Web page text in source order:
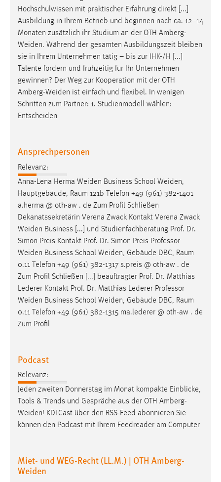
Hochschulwissen mit praktischer Erfahrung direkt [...]
Ausbildung in Ihrem Betrieb und beginnen nach ca. 12–14
Monaten zusätzlich ihr Studium an der OTH Amberg-
Weiden. Während der gesamten Ausbildungszeit bleiben
sie in Ihrem Unternehmen tätig – bis zur IHK-/H [...]
Talente fördern und frühzeitig für Ihr Unternehmen
gewinnen? Der Weg zur Kooperation mit der OTH
Amberg-Weiden ist einfach und flexibel. In wenigen
Schritten zum Partner: 1. Studienmodell wählen:
Entscheiden
Ansprechpersonen
Relevanz:
Anna-Lena Herma Weiden Business School Weiden,
Hauptgebäude, Raum 121b Telefon +49 (961) 382-1401
a.herma @ oth-aw . de Zum Profil Schließen
Dekanatssekretärin Verena Zwack Kontakt Verena Zwack
Weiden Business [...] und Studienfachberatung Prof. Dr.
Simon Preis Kontakt Prof. Dr. Simon Preis Professor
Weiden Business School Weiden, Gebäude DBC, Raum
0.11 Telefon +49 (961) 382-1317 s.preis @ oth-aw . de
Zum Profil Schließen [...] beauftragter Prof. Dr. Matthias
Lederer Kontakt Prof. Dr. Matthias Lederer Professor
Weiden Business School Weiden, Gebäude DBC, Raum
0.11 Telefon +49 (961) 382-1315 ma.lederer @ oth-aw . de
Zum Profil
Podcast
Relevanz:
Jeden zweiten Donnerstag im Monat kompakte Einblicke,
Tools & Trends und Gespräche aus der OTH Amberg-
Weiden! KDLCast über den RSS-Feed abonnieren Sie
können den Podcast mit Ihrem Feedreader am Computer
Miet- und WEG-Recht (LL.M.) | OTH Amberg-
Weiden